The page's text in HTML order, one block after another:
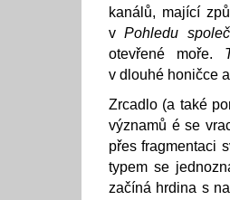
kanálů, mající
vPohledu
otevřené moře.
v dlouhé honičce
Zrcadlo (a také
významů é se
přes fragmentaci
typem se
začíná hrdina s